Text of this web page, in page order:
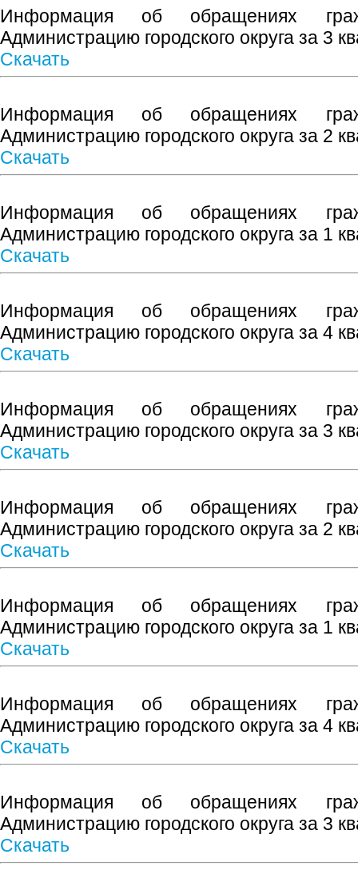
Информация об обращениях
Администрацию городского округа за 3
Скачать
Информация об обращениях
Администрацию городского округа за 2
Скачать
Информация об обращениях
Администрацию городского округа за 1
Скачать
Информация об обращениях
Администрацию городского округа за 4
Скачать
Информация об обращениях
Администрацию городского округа за 3
Скачать
Информация об обращениях
Администрацию городского округа за 2
Скачать
Информация об обращениях
Администрацию городского округа за 1
Скачать
Информация об обращениях
Администрацию городского округа за 4
Скачать
Информация об обращениях
Администрацию городского округа за 3
Скачать